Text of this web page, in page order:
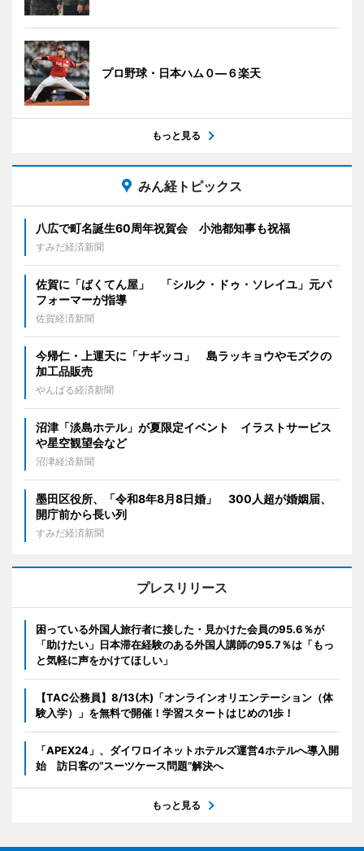
プロ野球・日本ハム０―６楽天
もっと見る
みん経トピックス
八広で町名誕生60周年祝賀会 小池都知事も祝福
すみだ経済新聞
佐賀に「ばくてん屋」 「シルク・ドゥ・ソレイユ」元パ
フォーマーが指導
佐賀経済新聞
今帰仁・上運天に「ナギッコ」 島ラッキョウやモズクの
加工品販売
やんばる経済新聞
沼津「淡島ホテル」が夏限定イベント イラストサービス
や星空観望会など
沼津経済新聞
墨田区役所、「令和8年8月8日婚」 300人超が婚姻届、
開庁前から長い列
すみだ経済新聞
プレスリリース
困っている外国人旅行者に接した・見かけた会員の95.6％が
「助けたい」日本滞在経験のある外国人講師の95.7％は「もっ
と気軽に声をかけてほしい」
【TAC公務員】8/13(木)「オンラインオリエンテーション（体
験入学）」を無料で開催！学習スタートはじめの1歩！
「APEX24」、ダイワロイネットホテルズ運営4ホテルへ導入開
始 訪日客の“スーツケース問題”解決へ
もっと見る